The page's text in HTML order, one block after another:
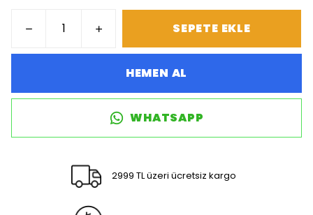
SEPETE EKLE
HEMEN AL
WHATSAPP
2999 TL üzeri ücretsiz kargo